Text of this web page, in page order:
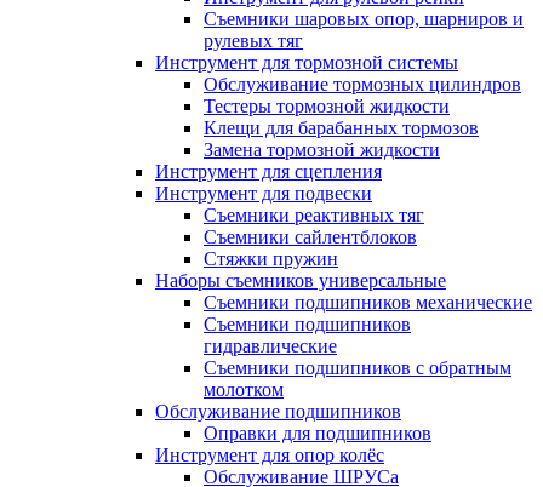
Съемники шаровых опор, шарниров и
рулевых тяг
Инструмент для тормозной системы
Обслуживание тормозных цилиндров
Тестеры тормозной жидкости
Клещи для барабанных тормозов
Замена тормозной жидкости
Инструмент для сцепления
Инструмент для подвески
Съемники реактивных тяг
Съемники сайлентблоков
Стяжки пружин
Наборы съемников универсальные
Съемники подшипников механические
Съемники подшипников
гидравлические
Съемники подшипников с обратным
молотком
Обслуживание подшипников
Оправки для подшипников
Инструмент для опор колёс
Обслуживание ШРУСа